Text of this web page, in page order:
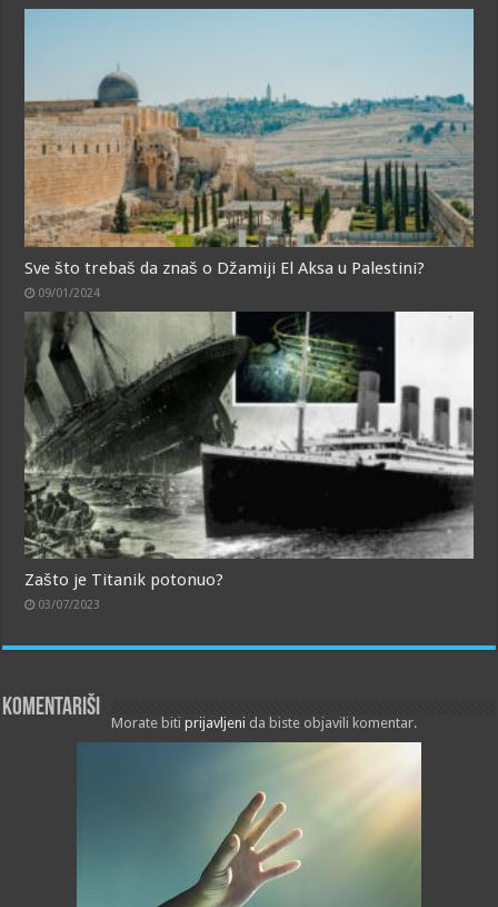
Sve što trebaš da znaš o Džamiji El Aksa u Palestini?
09/01/2024
Zašto je Titanik potonuo?
03/07/2023
Komentariši
Morate bitiprijavljeni da biste objavili komentar.